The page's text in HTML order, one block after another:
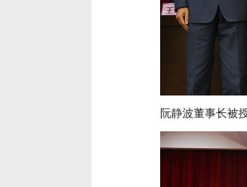
阮静波董事长被